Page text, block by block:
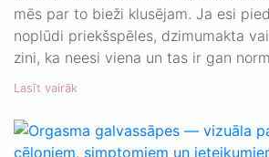
mēs par to bieži klusējam. Ja esi
noplūdi priekšspēles, dzimumakta
zini, ka neesi viena un tas ir gan
Lasīt vairāk